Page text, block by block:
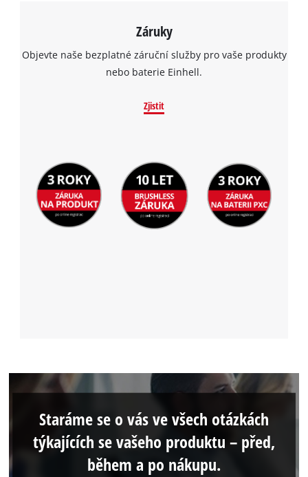
Záruky
Objevte naše bezplatné záruční služby pro vaše produkty
nebo baterie Einhell.
Zjistit
Staráme se o vás ve všech otázkách
týkajících se vašeho produktu – před,
během a po nákupu.